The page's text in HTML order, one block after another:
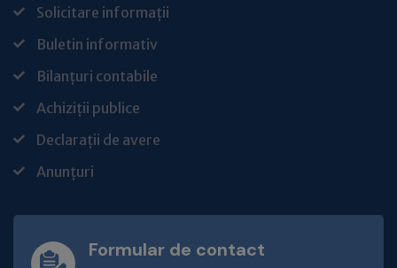
Solicitare informații
Buletin informativ
Bilanțuri contabile
Achiziții publice
Declarații de avere
Anunțuri
Formular de contact